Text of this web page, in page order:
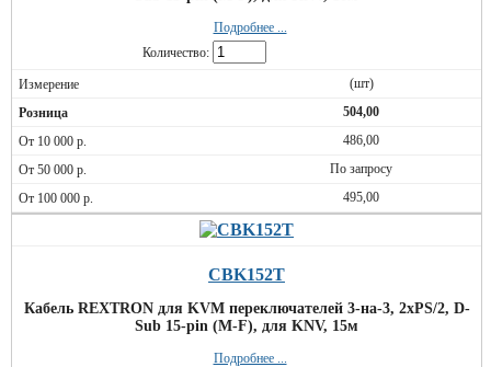
Подробнее ...
Количество:
(шт)
504,00
486,00
По запросу
495,00
CBK152T
Кабель REXTRON для KVM переключателей 3-на-3, 2xPS/2, D-
Sub 15-pin (M-F), для KNV, 15м
Подробнее ...